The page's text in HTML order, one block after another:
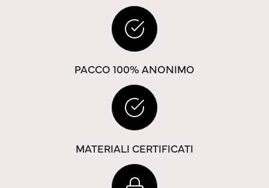
PACCO 100% ANONIMO
MATERIALI CERTIFICATI